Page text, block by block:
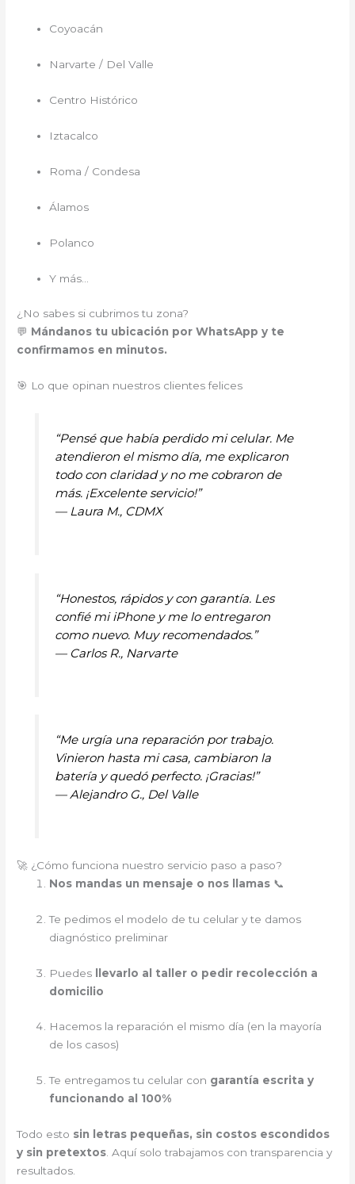
Coyoacán
Narvarte / Del Valle
Centro Histórico
Iztacalco
Roma / Condesa
Álamos
Polanco
Y más…
¿No sabes si cubrimos tu zona?
💬 Mándanos tu ubicación por WhatsApp y te
confirmamos en minutos.
🎯 Lo que opinan nuestros clientes felices
“Pensé que había perdido mi celular. Me
atendieron el mismo día, me explicaron
todo con claridad y no me cobraron de
más. ¡Excelente servicio!”
— Laura M., CDMX
“Honestos, rápidos y con garantía. Les
confié mi iPhone y me lo entregaron
como nuevo. Muy recomendados.”
— Carlos R., Narvarte
“Me urgía una reparación por trabajo.
Vinieron hasta mi casa, cambiaron la
batería y quedó perfecto. ¡Gracias!”
—Alejandro G., Del Valle
🚀 ¿Cómo funciona nuestro servicio paso a paso?
Nos mandas un mensaje o nos llamas 📞
Te pedimos el modelo de tu celular y te damos
diagnóstico preliminar
Puedes llevarlo al taller o pedir recolección a
domicilio
Hacemos la reparación el mismo día (en la mayoría
de los casos)
Te entregamos tu celular con garantía escrita y
funcionando al 100%
Todo esto sin letras pequeñas, sin costos escondidos
y sin pretextos . Aquí solo trabajamos con transparencia y
resultados.